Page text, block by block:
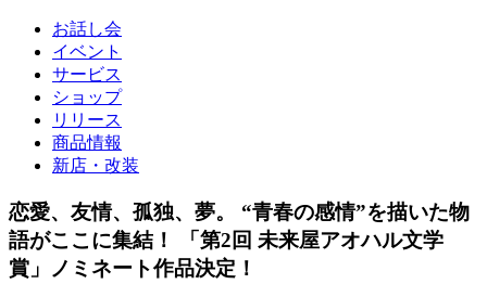
お話し会
イベント
サービス
ショップ
リリース
商品情報
新店・改装
恋愛、友情、孤独、夢。 “青春の感情”を描いた物
語がここに集結！ 「第2回 未来屋アオハル文学
賞」ノミネート作品決定！